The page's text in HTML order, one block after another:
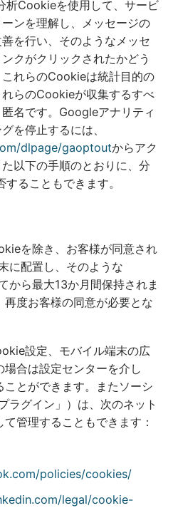
析Cookieを使用して、サービ
ンを理解し、メッセージの
を行い、そのようなメッセ
クがクリックされたかどう
れらのCookieは統計目的の
らのCookieが収集するすべ
名です。Googleアナリティ
を停止するには、
dlpage/gaoptoutからアク
以下の手順のとおりに、分
ることもできます。
を除き、お客様が同意され
に配置し、そのような
から最大13か月間保持されま
度お客様の同意が必要とな
設定、モバイル端末の広
合は設定センターを介し
とができます。またソーシ
ラグイン」）は、次のネット
管理することもできます：
policies/cookies/
legal/cookie-